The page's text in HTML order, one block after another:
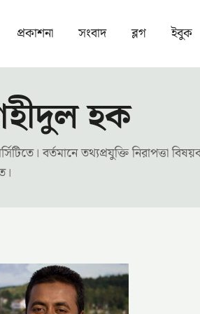
প্রকাশনা সংবাদ ব্লগ ইবুক
হক
বর্তমানে তথ্যপ্রযুক্তি নিরাপত্তা